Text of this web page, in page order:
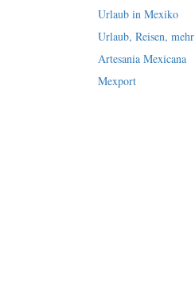
Urlaub in Mexiko
Urlaub, Reisen, mehr
Artesania Mexicana
Mexport